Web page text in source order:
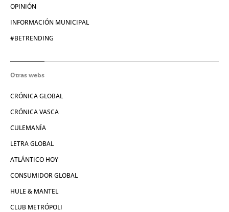
OPINIÓN
INFORMACIÓN MUNICIPAL
#BETRENDING
Otras webs
CRÓNICA GLOBAL
CRÓNICA VASCA
CULEMANÍA
LETRA GLOBAL
ATLÁNTICO HOY
CONSUMIDOR GLOBAL
HULE & MANTEL
CLUB METRÓPOLI